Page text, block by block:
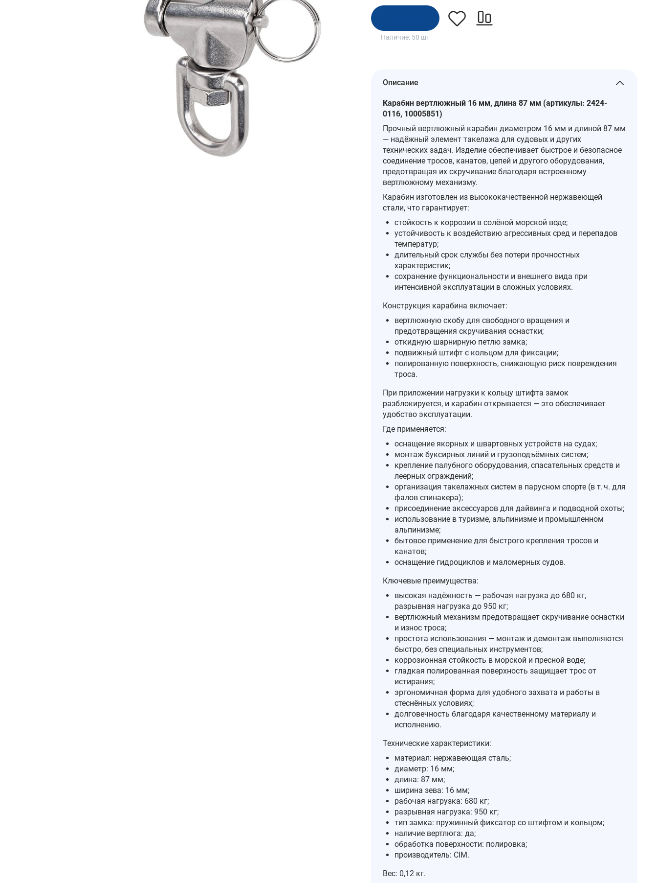
Наличие: 50 шт
Описание
Карабин вертлюжный 16 мм, длина 87 мм (артикулы: 2424-
0116, 10005851)
Прочный вертлюжный карабин диаметром 16 мм и длиной 87 мм
— надёжный элемент такелажа для судовых и других
технических задач. Изделие обеспечивает быстрое и безопасное
соединение тросов, канатов, цепей и другого оборудования,
предотвращая их скручивание благодаря встроенному
вертлюжному механизму.
Карабин изготовлен из высококачественной нержавеющей
стали, что гарантирует:
стойкость к коррозии в солёной морской воде;
устойчивость к воздействию агрессивных сред и перепадов
температур;
длительный срок службы без потери прочностных
характеристик;
сохранение функциональности и внешнего вида при
интенсивной эксплуатации в сложных условиях.
Конструкция карабина включает:
вертлюжную скобу для свободного вращения и
предотвращения скручивания оснастки;
откидную шарнирную петлю замка;
подвижный штифт с кольцом для фиксации;
полированную поверхность, снижающую риск повреждения
троса.
При приложении нагрузки к кольцу штифта замок
разблокируется, и карабин открывается — это обеспечивает
удобство эксплуатации.
Где применяется:
оснащение якорных и швартовных устройств на судах;
монтаж буксирных линий и грузоподъёмных систем;
крепление палубного оборудования, спасательных средств и
леерных ограждений;
организация такелажных систем в парусном спорте (в т. ч. для
фалов спинакера);
присоединение аксессуаров для дайвинга и подводной охоты;
использование в туризме, альпинизме и промышленном
альпинизме;
бытовое применение для быстрого крепления тросов и
канатов;
оснащение гидроциклов и маломерных судов.
Ключевые преимущества:
высокая надёжность — рабочая нагрузка до 680 кг,
разрывная нагрузка до 950 кг;
вертлюжный механизм предотвращает скручивание оснастки
и износ троса;
простота использования — монтаж и демонтаж выполняются
быстро, без специальных инструментов;
коррозионная стойкость в морской и пресной воде;
гладкая полированная поверхность защищает трос от
истирания;
эргономичная форма для удобного захвата и работы в
стеснённых условиях;
долговечность благодаря качественному материалу и
исполнению.
Технические характеристики:
материал: нержавеющая сталь;
диаметр: 16 мм;
длина: 87 мм;
ширина зева: 16 мм;
рабочая нагрузка: 680 кг;
разрывная нагрузка: 950 кг;
тип замка: пружинный фиксатор со штифтом и кольцом;
наличие вертлюга: да;
обработка поверхности: полировка;
производитель: CIM.
Вес: 0,12 кг.